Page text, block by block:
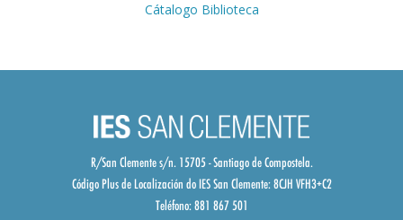
Cátalogo Biblioteca
R/San Clemente s/n. 15705 - Santiago de Compostela.
Código Plus de Localización do IES San Clemente:8CJH VFH3+C2
Teléfono: 881 867 501